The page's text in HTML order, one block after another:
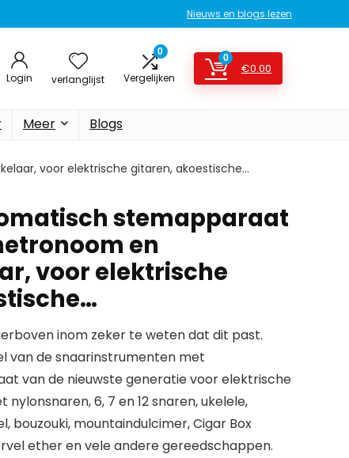
Nieuws en blogs lezen
Login verlanglijst
0
Vergelijken
0
€0.00
Meer Blogs
voor elektrische gitaren, akoestische…
stemapparaat
en
voor elektrische
inom zeker te weten dat dit past.
van de snaarinstrumenten met
van de nieuwste generatie voor elektrische
6, 7 en 12 snaren, ukelele,
bouzouki, mountaindulcimer, Cigar Box
ether en vele andere gereedschappen.